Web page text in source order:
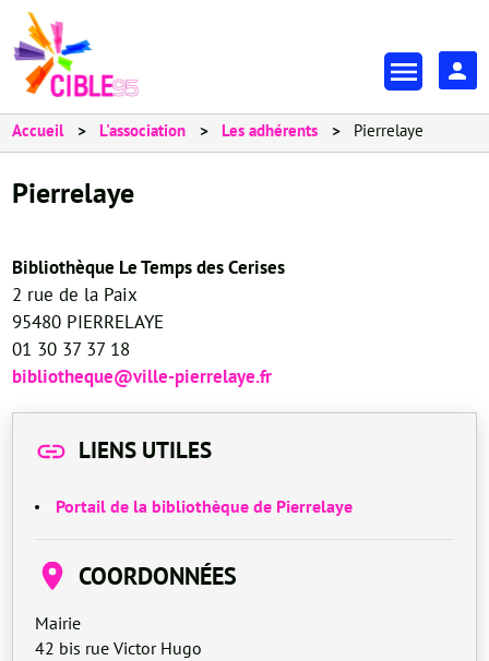
En-
tête
Accueil L'association Les adhérents Pierrelaye
Pierrelaye
Bibliothèque Le Temps des Cerises
2 rue de la Paix
95480 PIERRELAYE
01 30 37 37 18
bibliotheque@ville-pierrelaye.fr
LIENS UTILES
Portail de la bibliothèque de Pierrelaye
COORDONNÉES
Mairie
42 bis rue Victor Hugo